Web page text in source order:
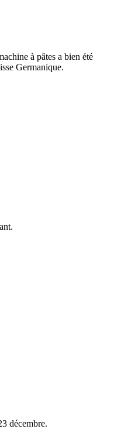
à pâtes a bien été
Germanique.
décembre.